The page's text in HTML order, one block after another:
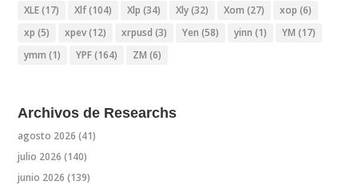
XLE(17) Xlf(104) Xlp (34) Xly(32) Xom (27) xop (6)
xp (5) xpev(12) xrpusd (3) Yen (58) yinn (1) YM (17)
ymm (1) YPF(164) ZM (6)
Archivos de Researchs
agosto 2026 (41)
julio 2026 (140)
junio 2026 (139)